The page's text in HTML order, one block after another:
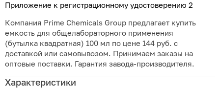
Приложение к регистрационному удостоверению 2
Компания Prime Chemicals Group предлагает купить
емкость для общелабораторного применения
(бутылка квадратная) 100 мл по цене 144 руб. с
доставкой или самовывозом. Принимаем заказы на
оптовые поставки. Гарантия завода-производителя.
Характеристики